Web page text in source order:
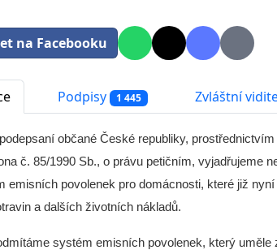
na Facebooku
Podpisy 1 445 Zvláštní
občané České republiky,
č. 85/1990 Sb., o právu petičním, vyjadřujeme
emisních povolenek pro domácnosti, které již
a dalších životních nákladů.
systém emisních povolenek, který uměle